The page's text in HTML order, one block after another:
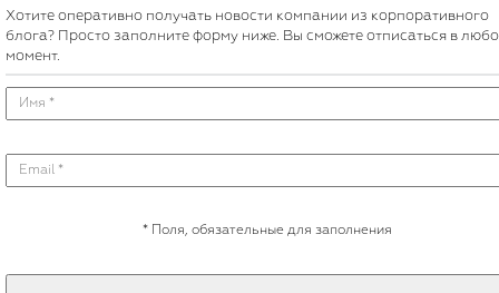
Хотите оперативно получать новости компании из корпоративного
блога? Просто заполните форму ниже. Вы сможете отписаться в
момент.
* Поля, обязательные для заполнения